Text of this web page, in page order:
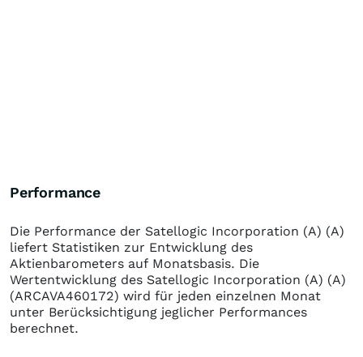
Performance
Die Performance der Satellogic Incorporation (A) (A)
liefert Statistiken zur Entwicklung des
Aktienbarometers auf Monatsbasis. Die
Wertentwicklung des Satellogic Incorporation (A) (A)
(ARCAVA460172) wird für jeden einzelnen Monat
unter Berücksichtigung jeglicher Performances
berechnet.